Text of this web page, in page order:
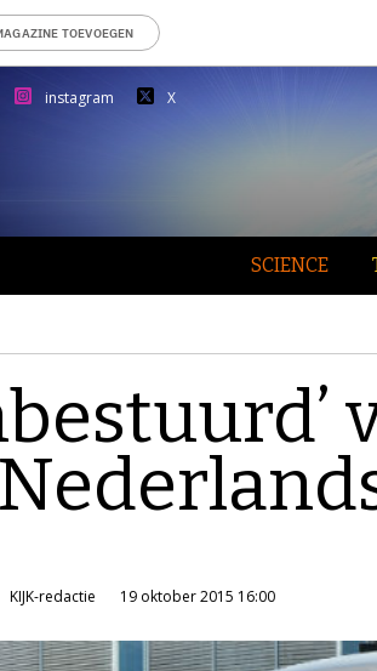
TOEVOEGEN
instagram X
SCIENCE
KIJK-redactie 19 oktober 2015 16:00